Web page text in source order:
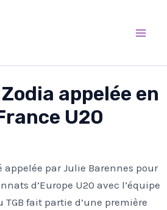
appelée en
U20
appelée par Julie Barennes pour
d’Europe U20 avec l’équipe
TGB fait partie d’une première